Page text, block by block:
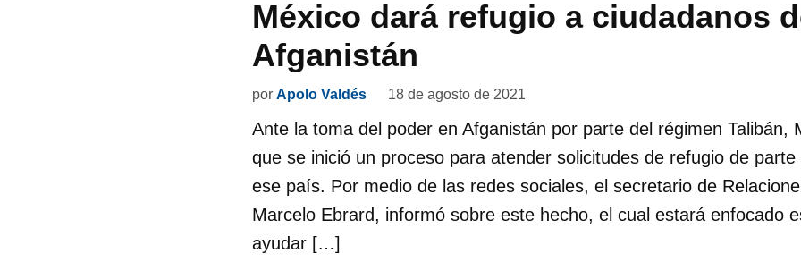
México dará refugio a ciudadanos
Afganistán
por Apolo Valdés 18 de agosto de 2021
Ante la toma del poder en Afganistán por parte del régimen Talibán,
que se inició un proceso para atender solicitudes de refugio de
ese país. Por medio de las redes sociales, el secretario de
Marcelo Ebrard, informó sobre este hecho, el cual estará enfocado
ayudar […]